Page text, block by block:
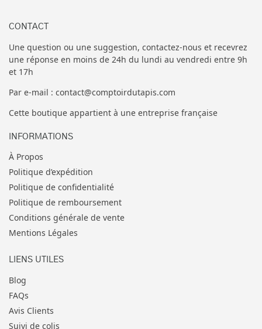
CONTACT
Une question ou une suggestion, contactez-nous et recevrez
une réponse en moins de 24h du lundi au vendredi entre 9h
et 17h
Par e-mail : contact@comptoirdutapis.com
Cette boutique appartient à une entreprise française
INFORMATIONS
À Propos
Politique d’expédition
Politique de confidentialité
Politique de remboursement
Conditions générale de vente
Mentions Légales
LIENS UTILES
Blog
FAQs
Avis Clients
Suivi de colis